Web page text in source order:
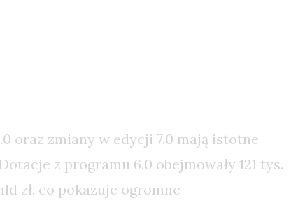
oraz zmiany w edycji 7.0 mają istotne
z programu 6.0 obejmowały 121 tys.
zł, co pokazuje ogromne